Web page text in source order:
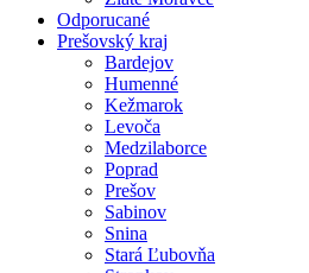
Odporucané
Prešovský kraj
Bardejov
Humenné
Kežmarok
Levoča
Medzilaborce
Poprad
Prešov
Sabinov
Snina
Stará Ľubovňa